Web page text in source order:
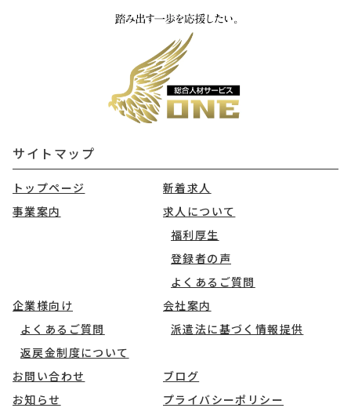
サイトマップ
トップページ
新着求人
事業案内
求人について
福利厚生
登録者の声
よくあるご質問
企業様向け
よくあるご質問
返戻金制度について
会社案内
派遣法に基づく情報提供
お問い合わせ
ブログ
お知らせ
プライバシーポリシー